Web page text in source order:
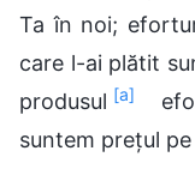
Ta în noi;
care l-ai plătit
produsul [a]
suntem prețul